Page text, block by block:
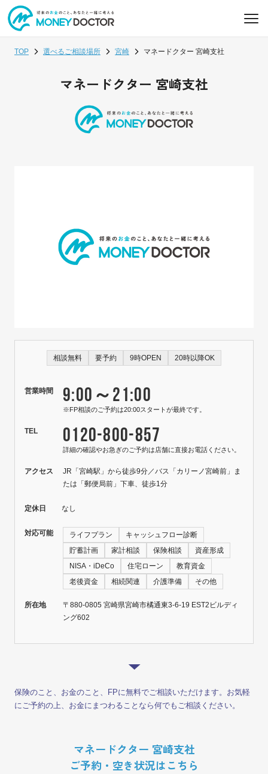
TOP 選べるご相談場所 宮崎 マネードクター 宮崎支社
マネードクター 宮崎支社
相談無料 要予約 9時OPEN 20時以降OK
営業時間 9:00～21:00
※FP相談のご予約は20:00スタートが最終です。
TEL 0120-800-857
詳細の確認やお急ぎのご予約は店舗に直接お電話ください。
アクセス
JR「宮崎駅」から徒歩9分／バス「カリーノ宮崎前」ま
たは「郵便局前」下車、徒歩1分
定休日 なし
対応可能 ライフプラン
キャッシュフロー診断
貯蓄計画
家計相談 保険相談
資産形成
NISA・iDeCo
住宅ローン
教育資金
老後資金
相続関連 介護準備 その他
所在地
〒880-0805 宮崎県宮崎市橘通東3-6-19 EST2ビルディ
ング602
保険のこと、お金のこと、FPに無料でご相談いただけます。お気軽
にご予約の上、お金にまつわることなら何でもご相談ください。
マネードクター 宮崎支社
ご予約・空き状況はこちら